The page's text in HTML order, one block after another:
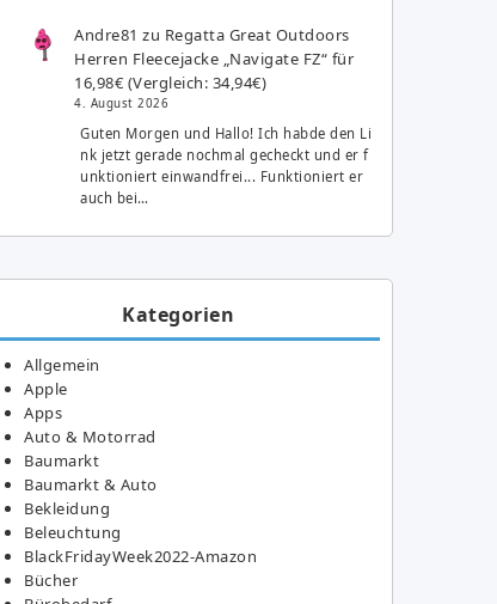
Andre81 zu Regatta Great Outdoors
Herren Fleecejacke „Navigate FZ“ für
16,98€ (Vergleich: 34,94€)
4. August 2026
Guten Morgen und Hallo! Ich habde den Li
nk jetzt gerade nochmal gecheckt und er f
unktioniert einwandfrei... Funktioniert er
auch bei…
Kategorien
Allgemein
Apple
Apps
Auto & Motorrad
Baumarkt
Baumarkt & Auto
Bekleidung
Beleuchtung
BlackFridayWeek2022-Amazon
Bücher